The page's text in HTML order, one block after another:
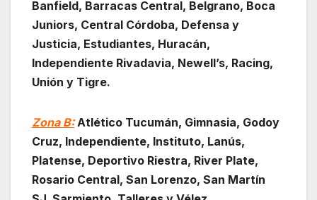
Banfield, Barracas Central, Belgrano, Boca
Juniors, Central Córdoba, Defensa y
Justicia, Estudiantes, Huracán,
Independiente Rivadavia, Newell’s, Racing,
Unión y Tigre.
Zona B:Atlético Tucumán, Gimnasia, Godoy
Cruz, Independiente, Instituto, Lanús,
Platense, Deportivo Riestra, River Plate,
Rosario Central, San Lorenzo, San Martín